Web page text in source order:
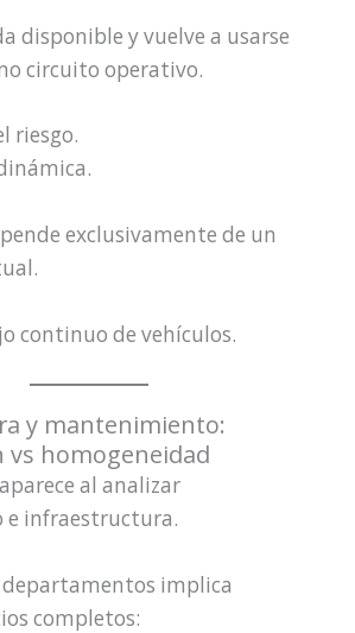
disponible y vuelve a usarse
circuito operativo.
riesgo.
exclusivamente de un
continuo de vehículos.
y mantenimiento:
vs homogeneidad
al analizar
infraestructura.
implica
completos: